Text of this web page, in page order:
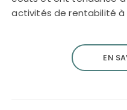
activités de rentabilité à
EN